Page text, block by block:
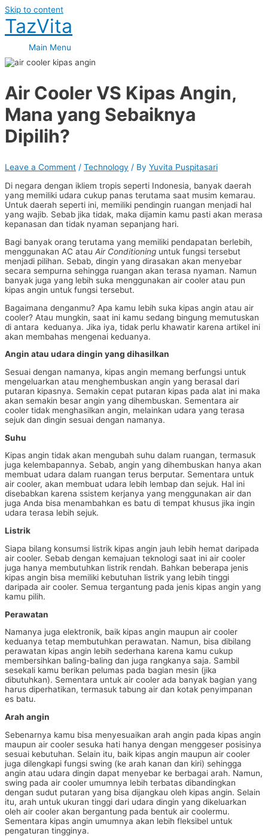
Skip to content
TazVita
Main Menu
Air Cooler VS Kipas Angin,
Mana yang Sebaiknya
Dipilih?
Leave a Comment / Technology / By Yuvita Puspitasari
Di negara dengan ikliem tropis seperti Indonesia, banyak daerah
yang memiliki udara cukup panas terutama saat musim kemarau.
Untuk daerah seperti ini, memiliki pendingin ruangan menjadi hal
yang wajib. Sebab jika tidak, maka dijamin kamu pasti akan merasa
kepanasan dan tidak nyaman sepanjang hari.
Bagi banyak orang terutama yang memiliki pendapatan berlebih,
menggunakan AC atau Air Conditioning untuk fungsi tersebut
menjadi pilihan. Sebab, dingin yang dirasakan akan menyebar
secara sempurna sehingga ruangan akan terasa nyaman. Namun
banyak juga yang lebih suka menggunakan air cooler atau pun
kipas angin untuk fungsi tersebut.
Bagaimana denganmu? Apa kamu lebih suka kipas angin atau air
cooler? Atau mungkin, saat ini kamu sedang bingung memutuskan
di antara keduanya. Jika iya, tidak perlu khawatir karena artikel ini
akan membahas mengenai keduanya.
Angin atau udara dingin yang dihasilkan
Sesuai dengan namanya, kipas angin memang berfungsi untuk
mengeluarkan atau menghembuskan angin yang berasal dari
putaran kipasnya. Semakin cepat putaran kipas pada alat ini maka
akan semakin besar angin yang dihembuskan. Sementara air
cooler tidak menghasilkan angin, melainkan udara yang terasa
sejuk dan dingin sesuai dengan namanya.
Suhu
Kipas angin tidak akan mengubah suhu dalam ruangan, termasuk
juga kelembapannya. Sebab, angin yang dihembuskan hanya akan
membuat udara dalam ruangan terus berputar. Sementara untuk
air cooler, akan membuat udara lebih lembap dan sejuk. Hal ini
disebabkan karena ssistem kerjanya yang menggunakan air dan
juga Anda bisa menambahkan es batu di tempat khusus jika ingin
udara terasa lebih sejuk.
Listrik
Siapa bilang konsumsi listrik kipas angin jauh lebih hemat daripada
air cooler. Sebab dengan kemajuan teknologi saat ini air cooler
juga hanya membutuhkan listrik rendah. Bahkan beberapa jenis
kipas angin bisa memiliki kebutuhan listrik yang lebih tinggi
daripada air cooler. Semua tergantung pada jenis kipas angin yang
kamu pilih.
Perawatan
Namanya juga elektronik, baik kipas angin maupun air cooler
keduanya tetap membutuhkan perawatan. Namun, bisa dibilang
perawatan kipas angin lebih sederhana karena kamu cukup
membersihkan baling-baling dan juga rangkanya saja. Sambil
sesekali kamu berikan pelumas pada bagian mesin (jika
dibutuhkan). Sementara untuk air cooler ada banyak bagian yang
harus diperhatikan, termasuk tabung air dan kotak penyimpanan
es batu.
Arah angin
Sebenarnya kamu bisa menyesuaikan arah angin pada kipas angin
maupun air cooler sesuka hati hanya dengan menggeser posisinya
sesuai kebutuhan. Selain itu, baik kipas angin maupun air cooler
juga dilengkapi fungsi swing (ke arah kanan dan kiri) sehingga
angin atau udara dingin dapat menyebar ke berbagai arah. Namun,
swing pada air cooler umumnya lebih terbatas dibandingkan
dengan sudut putaran yang bisa dijangkau oleh kipas angin. Selain
itu, arah untuk ukuran tinggi dari udara dingin yang dikeluarkan
oleh air cooler akan bergantung pada bentuk air coolermu.
Sementara kipas angin umumnya akan lebih fleksibel untuk
pengaturan tingginya.